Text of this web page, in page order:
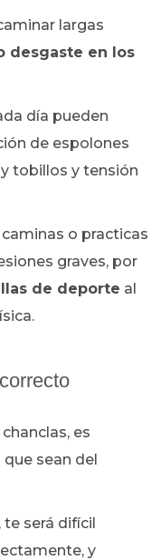
largas
desgaste en los
día pueden
de espolones
tobillos y tensión
o practicas
graves, por
de deporte al
es
sean del
, te será difícil
y